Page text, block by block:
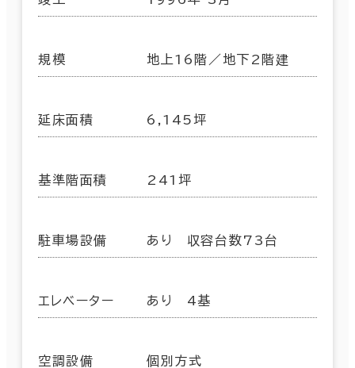
規模 地上16階／地下2階建
延床面積 6,145坪
基準階面積 241坪
駐車場設備 あり 収容台数73台
エレベーター あり 4基
空調設備 個別方式